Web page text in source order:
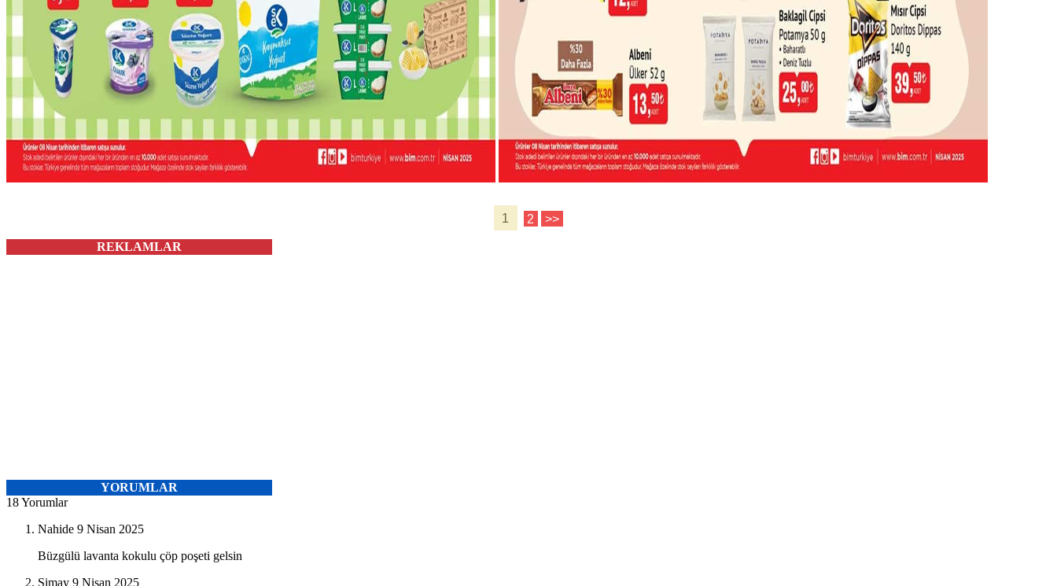
1 2 >>
REKLAMLAR
YORUMLAR
18 Yorumlar
Nahide 9 Nisan 2025
Büzgülü lavanta kokulu çöp poşeti gelsin
Simay 9 Nisan 2025